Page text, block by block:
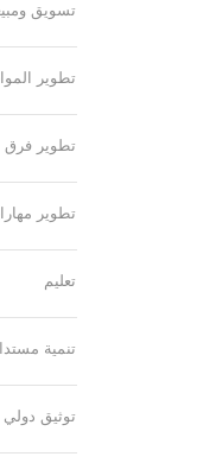
تسويق
تطوير
تطوير فرق
تطوير
تعليم
تنمية
توثيق دولي